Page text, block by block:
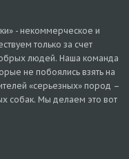
- некоммерческое и
только за счет
людей. Наша команда
не побоялись взять на
«серьезных» пород –
собак. Мы делаем это вот